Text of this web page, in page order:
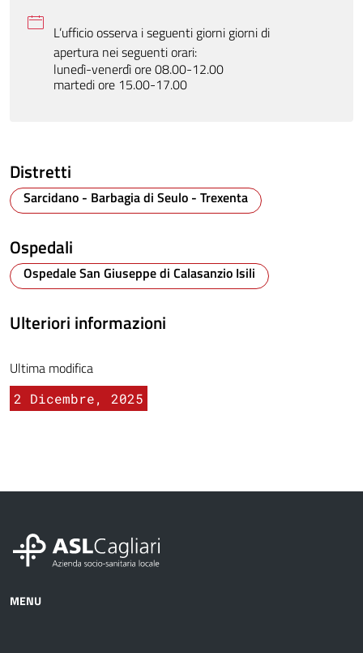
L’ufficio osserva i seguenti giorni giorni di
apertura nei seguenti orari:
lunedì-venerdì ore 08.00-12.00
martedi ore 15.00-17.00
Distretti
Sarcidano - Barbagia di Seulo - Trexenta
Ospedali
Ospedale San Giuseppe di Calasanzio Isili
Ulteriori informazioni
Ultima modifica
2 Dicembre, 2025
MENU